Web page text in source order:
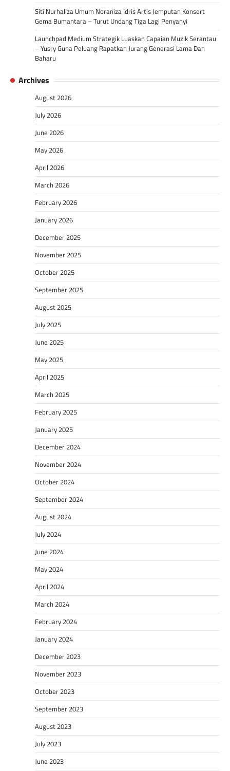
Siti Nurhaliza Umum Noraniza Idris Artis Jemputan Konsert
Gema Bumantara – Turut Undang Tiga Lagi Penyanyi
Launchpad Medium Strategik Luaskan Capaian Muzik Serantau
– Yusry Guna Peluang Rapatkan Jurang Generasi Lama Dan
Baharu
Archives
August 2026
July 2026
June 2026
May 2026
April 2026
March 2026
February 2026
January 2026
December 2025
November 2025
October 2025
September 2025
August 2025
July 2025
June 2025
May 2025
April 2025
March 2025
February 2025
January 2025
December 2024
November 2024
October 2024
September 2024
August 2024
July 2024
June 2024
May 2024
April 2024
March 2024
February 2024
January 2024
December 2023
November 2023
October 2023
September 2023
August 2023
July 2023
June 2023